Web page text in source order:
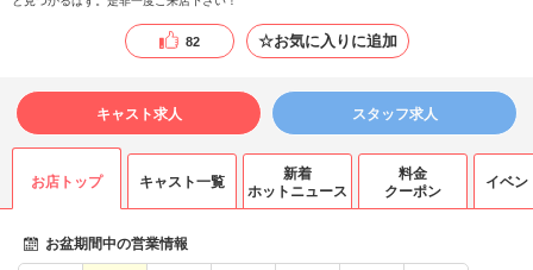
82 ☆お気に入りに追加
キャスト求人 スタッフ求人
お店トップ キャスト一覧
新着
ホットニュース
料金
クーポン
イベン
お盆期間中の営業情報